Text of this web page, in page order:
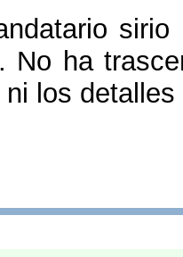
No ha
ni los